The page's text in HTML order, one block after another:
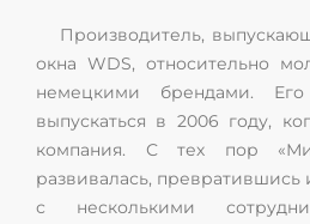
Производитель,
окна WDS, относительно
немецкими брендами.
выпускаться в 2006 году,
компания. С тех пор
развивалась,
с несколькими